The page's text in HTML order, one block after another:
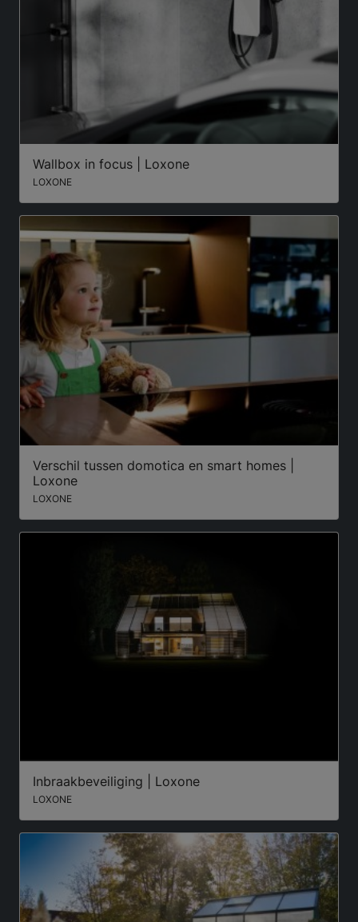
Wallbox in focus | Loxone
LOXONE
Verschil tussen domotica en smart homes |
Loxone
LOXONE
Inbraakbeveiliging | Loxone
LOXONE